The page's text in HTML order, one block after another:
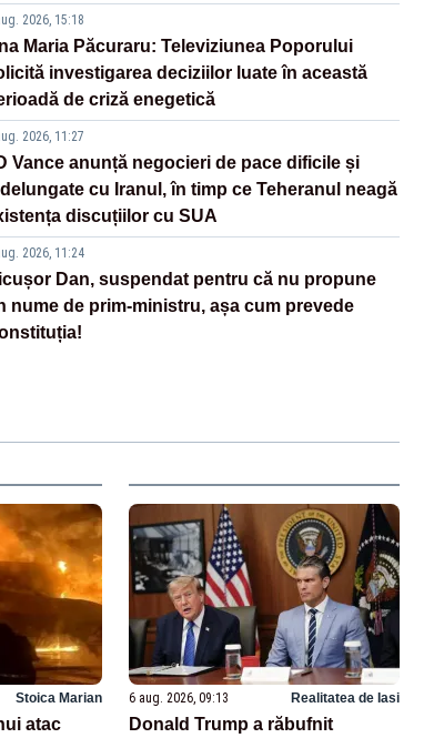
2026, 15:18
Maria Păcuraru: Televiziunea Poporului
investigarea deciziilor luate în această
de criză enegetică
2026, 11:27
Vance anunță negocieri de pace dificile și
cu Iranul, în timp ce Teheranul neagă
discuțiilor cu SUA
2026, 11:24
Dan, suspendat pentru că nu propune
nume de prim-ministru, așa cum prevede
Stoica Marian
atac
6 aug. 2026, 09:13 Realitatea de Iasi
Donald Trump a răbufnit